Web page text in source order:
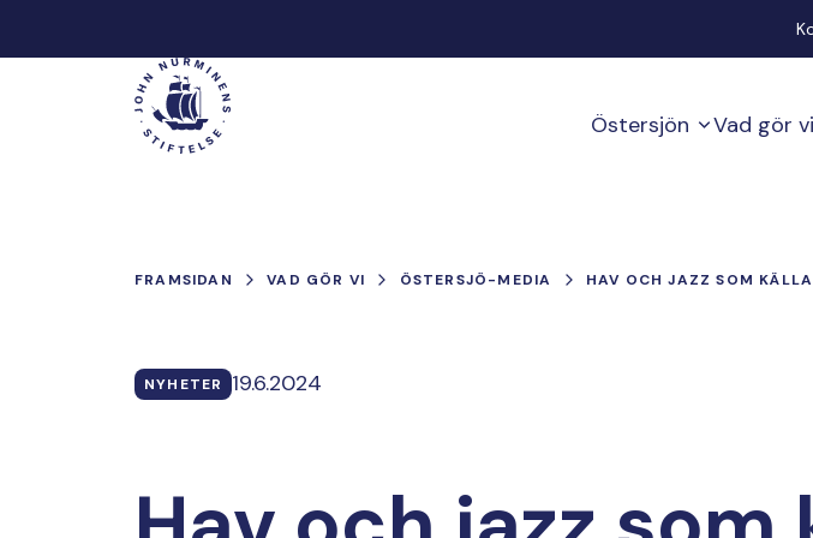
Main Östersjön Vad gör vi
FRAMSIDAN VAD GÖR VI ÖSTERSJÖ-MEDIA HAV OCH JAZZ SOM
NYHETER 19.6.2024